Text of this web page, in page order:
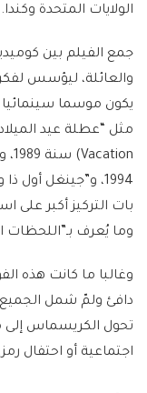
الولايات المتحدة وكندا.
جمع الفيلم بين
والعائلة، ليؤسس
يكون موسما سينمائيا
بات التركيز أكبر على
وما يُعرف بـ”اللحظات
وغالبا ما كانت هذه
دافئ ولمّ شمل
تحول الكريسماس إلى
اجتماعية أو احتفال